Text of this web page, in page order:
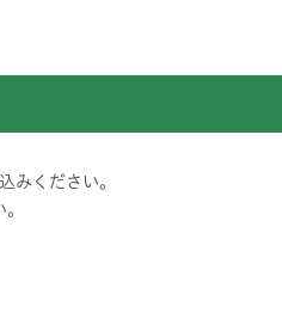
みください。